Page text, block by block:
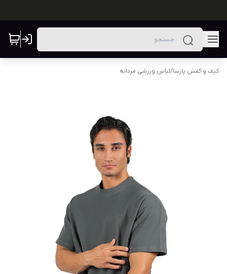
کیف و کفش پارسا/لباس ورزشی مردانه